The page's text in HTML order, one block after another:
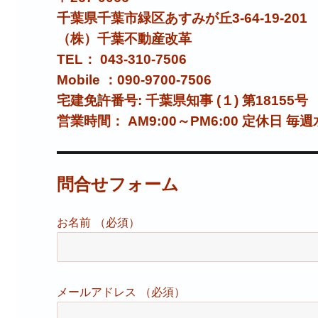
千葉県千葉市緑区あすみが丘3-64-19-201
（株）千葉不動産改革
TEL： 043-310-7506
Mobile ：090-9700-7506
宅建免許番号: 千葉県知事 (１) 第18155号
営業時間： AM9:00～PM6:00 定休日 毎週
問合せフォーム
お名前 （必須）
メールアドレス （必須）